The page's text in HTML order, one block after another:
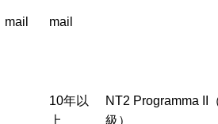
mail mail
10年以
上
NT2 Programma II
級）